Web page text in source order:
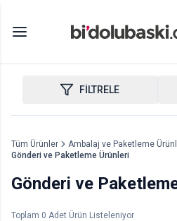
FİLTRELE
Tüm Ürünler
Ambalaj ve Paketleme
Gönderi ve Paketleme Ürünleri
Gönderi ve
Toplam 0 Adet Ürün Listeleniyor